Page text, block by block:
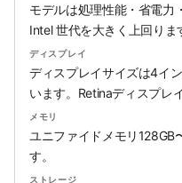
モデルは処理性能・省電力
Intel 世代を大きく上回りま
ディスプレイ
ディスプレイサイズは4イ
います。Retinaディスプレ
メモリ
ユニファイドメモリ128GB
す。
ストレージ